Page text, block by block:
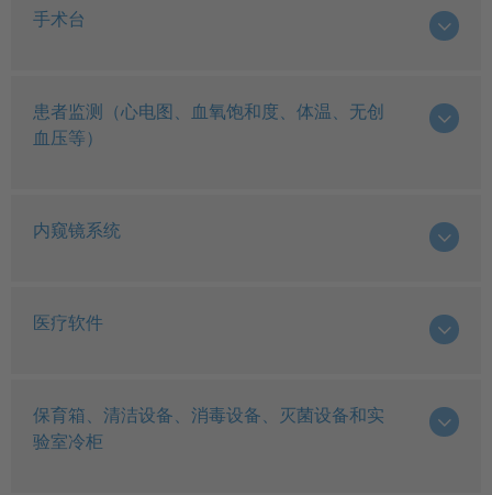
手术台
患者监测（心电图、血氧饱和度、体温、无创
血压等）
内窥镜系统
医疗软件
保育箱、清洁设备、消毒设备、灭菌设备和实
验室冷柜